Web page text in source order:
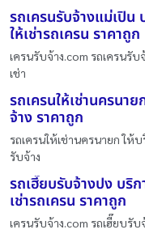
รถเครนรับจ้างแม่เปิน
ให้เช่ารถเครน ราคาถูก
เครนรับจ้าง.com รถเครนรับ
เช่า
รถเครนให้เช่านครนา
จ้าง ราคาถูก
รถเครนให้เช่านครนายก ให้
รับจ้าง
รถเฮี๊ยบรับจ้างปง บริก
เช่ารถเครน ราคาถูก
เครนรับจ้าง.com รถเฮี๊ยบรับ